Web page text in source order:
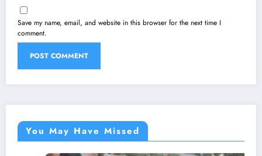
Save my name, email, and website in this browser for the next time I
comment.
You May Have Missed